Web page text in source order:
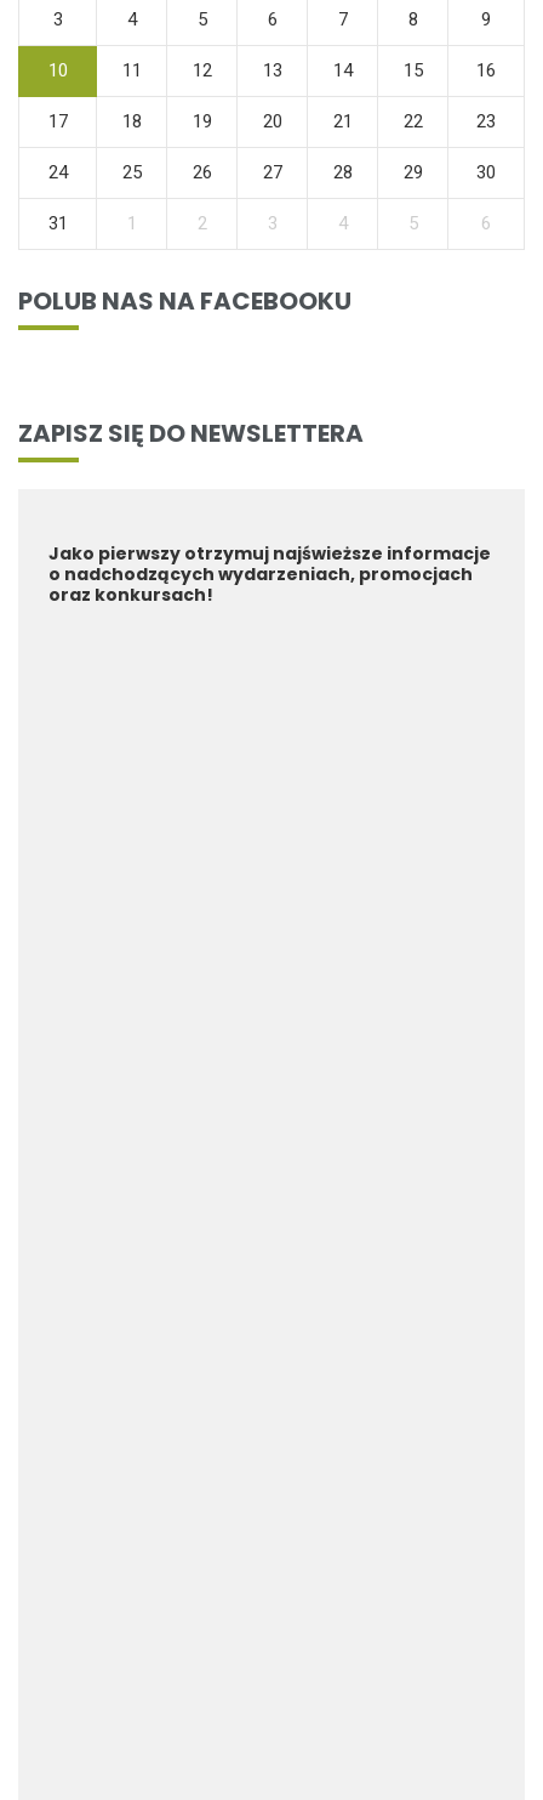
3 4 5 6 7 8 9
10 11 12 13 14 15 16
17 18 19 20 21 22 23
24 25 26 27 28 29 30
31 1 2 3 4 5 6
POLUB NAS NA FACEBOOKU
ZAPISZ SIĘ DO NEWSLETTERA
Jako pierwszy otrzymuj najświeższe informacje
o nadchodzących wydarzeniach, promocjach
oraz konkursach!